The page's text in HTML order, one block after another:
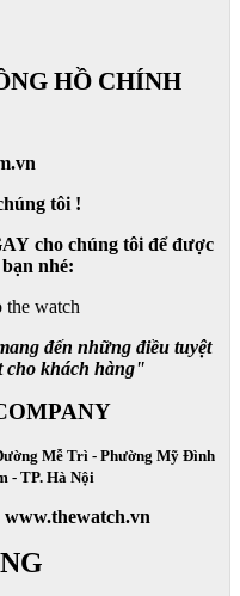
HỒ CHÍNH
tôi !
cho chúng tôi để được
nhé:
đến những điều tuyệt
cho khách hàng"
Mễ Trì - Phường Mỹ Đình
- TP. Hà Nội